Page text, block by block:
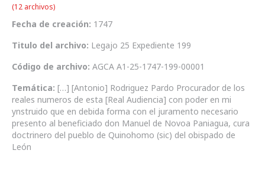
(12 archivos)
Fecha de creación: 1747
Titulo del archivo: Legajo 25 Expediente 199
Código de archivo: AGCA A1-25-1747-199-00001
Temática: […] [Antonio] Rodriguez Pardo Procurador de los
reales numeros de esta [Real Audiencia] con poder en mi
ynstruido que en debida forma con el juramento necesario
presento al beneficiado don Manuel de Novoa Paniagua, cura
doctrinero del pueblo de Quinohomo (sic) del obispado de
León